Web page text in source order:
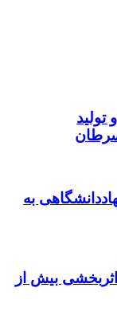
به
اثربخشی بیش از